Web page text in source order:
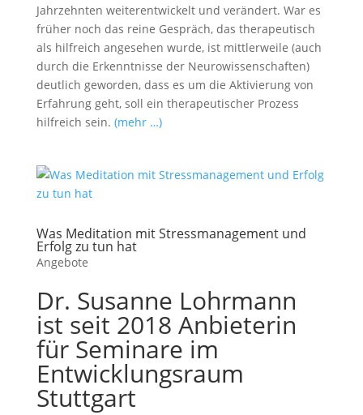
Jahrzehnten weiterentwickelt und verändert. War es
früher noch das reine Gespräch, das therapeutisch
als hilfreich angesehen wurde, ist mittlerweile (auch
durch die Erkenntnisse der Neurowissenschaften)
deutlich geworden, dass es um die Aktivierung von
Erfahrung geht, soll ein therapeutischer Prozess
hilfreich sein. (mehr …)
Was Meditation mit Stressmanagement und
Erfolg zu tun hat
Angebote
Dr. Susanne Lohrmann
ist seit 2018 Anbieterin
für Seminare im
Entwicklungsraum
Stuttgart